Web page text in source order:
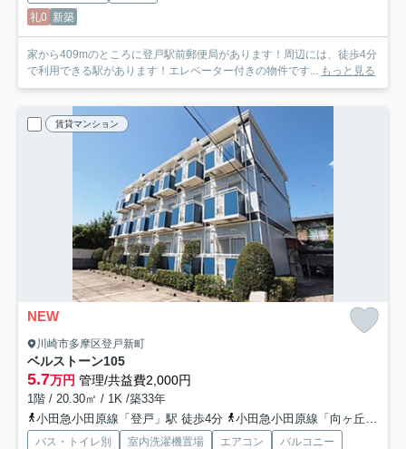
礼0 新築
家から409mのところに登戸駅前郵便局があります！周辺には、徒歩4分
で利用できる駅があります！エレベーター付きの物件です... もっと見る
賃貸マンション
NEW
川崎市多摩区登戸新町
ベルストーン105
5.7万円 管理/共益費2,000円
1階 / 20.30㎡ / 1K /築33年
小田急小田原線「登戸」駅 徒歩4分
小田急小田原線「向ヶ丘遊園」駅 徒歩11分
バス・トイレ別 室内洗濯機置場 エアコン
バルコニー